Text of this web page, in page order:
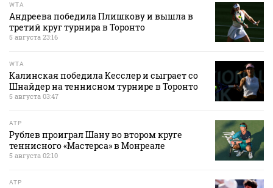
WTA
Андреева победила Плишкову и вышла в
третий круг турнира в Торонто
5 августа 23:16
WTA
Калинская победила Кесслер и сыграет со
Шнайдер на теннисном турнире в Торонто
5 августа 03:47
ATP
Рублев проиграл Шану во втором круге
теннисного «Мастерса» в Монреале
5 августа 02:10
ATP